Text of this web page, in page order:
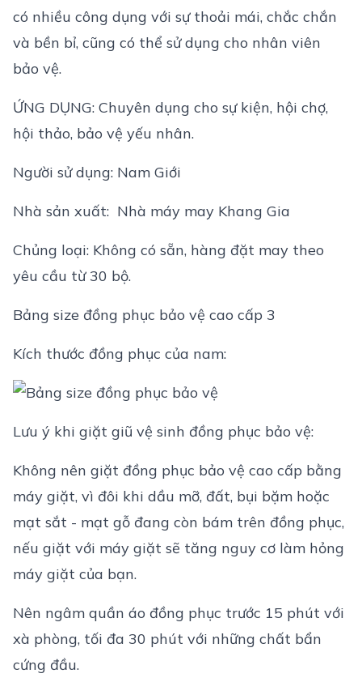
có nhiều công dụng với sự thoải mái, chắc chắn
và bền bỉ, cũng có thể sử dụng cho nhân viên
bảo vệ.
ỨNG DỤNG: Chuyên dụng cho sự kiện, hội chợ,
hội thảo, bảo vệ yếu nhân.
Người sử dụng: Nam Giới
Nhà sản xuất: ‎ Nhà máy may Khang Gia
Chủng loại: Không có sẵn, hàng đặt may theo
yêu cầu từ 30 bộ.
Bảng size đồng phục bảo vệ cao cấp 3
Kích thước đồng phục của nam:
Lưu ý khi giặt giũ vệ sinh đồng phục bảo vệ:
Không nên giặt đồng phục bảo vệ cao cấp bằng
máy giặt, vì đôi khi dầu mỡ, đất, bụi bặm hoặc
mạt sắt - mạt gỗ đang còn bám trên đồng phục,
nếu giặt với máy giặt sẽ tăng nguy cơ làm hỏng
máy giặt của bạn.
Nên ngâm quần áo đồng phục trước 15 phút với
xà phòng, tối đa 30 phút với những chất bẩn
cứng đầu.